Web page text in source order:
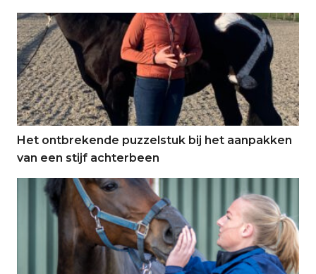
Het ontbrekende puzzelstuk bij het aanpakken van
Het ontbrekende puzzelstuk bij het aanpakken
van een stijf achterbeen
Wat te doen bij headshaking?